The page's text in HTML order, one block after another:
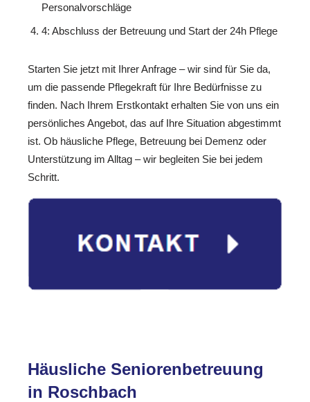
Personalvorschläge
4: Abschluss der Betreuung und Start der 24h Pflege
Starten Sie jetzt mit Ihrer Anfrage – wir sind für Sie da,
um die passende Pflegekraft für Ihre Bedürfnisse zu
finden. Nach Ihrem Erstkontakt erhalten Sie von uns ein
persönliches Angebot, das auf Ihre Situation abgestimmt
ist. Ob häusliche Pflege, Betreuung bei Demenz oder
Unterstützung im Alltag – wir begleiten Sie bei jedem
Schritt.
Häusliche Seniorenbetreuung
in Roschbach